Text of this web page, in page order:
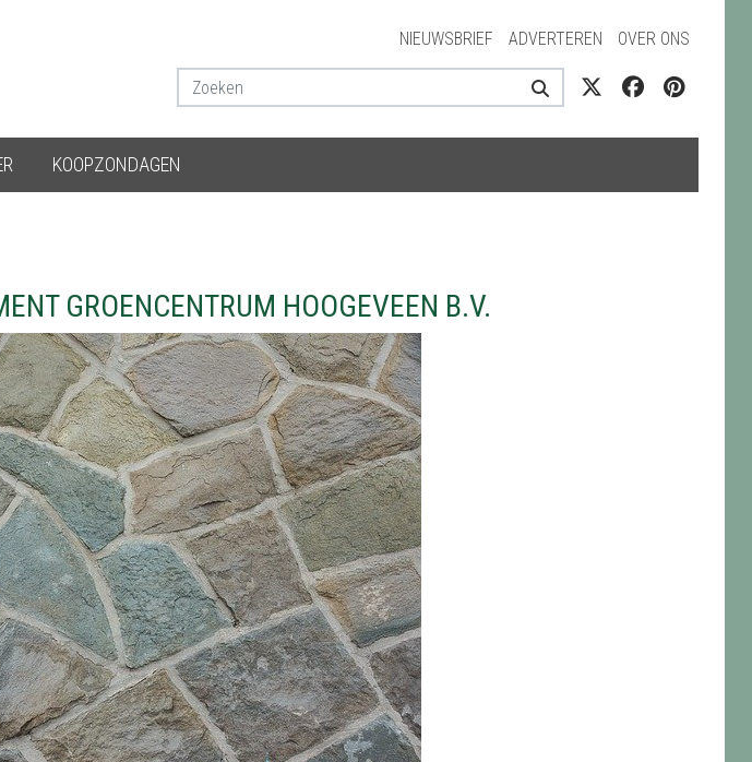
NIEUWSBRIEF ADVERTEREN OVER ONS
KOOPZONDAGEN
GROENCENTRUM HOOGEVEEN B.V.